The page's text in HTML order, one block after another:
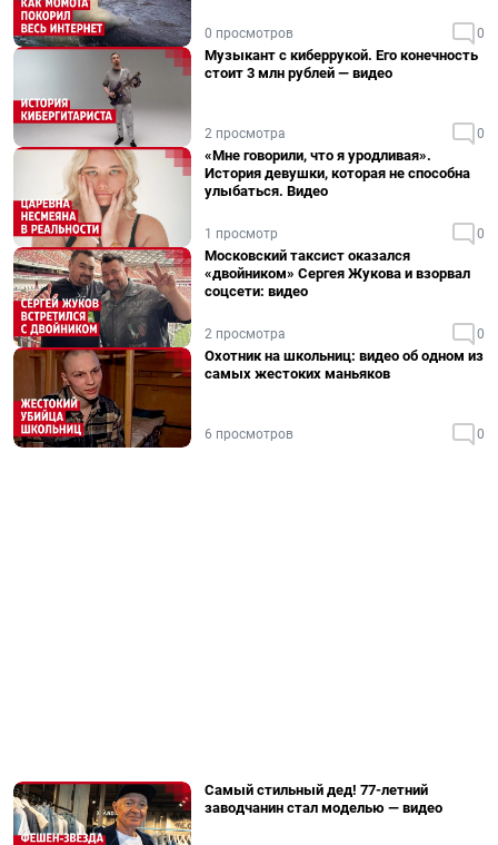
0 просмотров 0
Музыкант с киберрукой. Его конечность
стоит 3 млн рублей — видео
2 просмотра 0
«Мне говорили, что я уродливая».
История девушки, которая не способна
улыбаться. Видео
1 просмотр 0
Московский таксист оказался
«двойником» Сергея Жукова и взорвал
соцсети: видео
2 просмотра 0
Охотник на школьниц: видео об одном из
самых жестоких маньяков
6 просмотров 0
Самый стильный дед! 77-летний
заводчанин стал моделью — видео